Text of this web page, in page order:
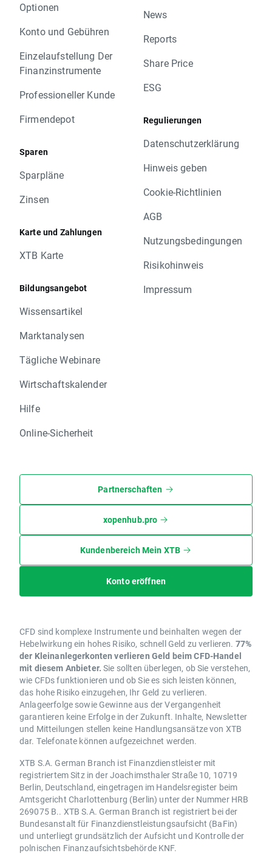
Optionen
Konto und Gebühren
Einzelaufstellung Der
Finanzinstrumente
Professioneller Kunde
Firmendepot
Sparen
Sparpläne
Zinsen
Karte und Zahlungen
XTB Karte
Bildungsangebot
Wissensartikel
Marktanalysen
Tägliche Webinare
Wirtschaftskalender
Hilfe
Online-Sicherheit
News
Reports
Share Price
ESG
Regulierungen
Datenschutzerklärung
Hinweis geben
Cookie-Richtlinien
AGB
Nutzungsbedingungen
Risikohinweis
Impressum
Partnerschaften
xopenhub.pro
Kundenbereich Mein XTB
Konto eröffnen
CFD sind komplexe Instrumente und beinhalten wegen der
Hebelwirkung ein hohes Risiko, schnell Geld zu verlieren. 77%
der Kleinanlegerkonten verlieren Geld beim CFD-Handel
mit diesem Anbieter. Sie sollten überlegen, ob Sie verstehen,
wie CFDs funktionieren und ob Sie es sich leisten können,
das hohe Risiko einzugehen, Ihr Geld zu verlieren.
Anlageerfolge sowie Gewinne aus der Vergangenheit
garantieren keine Erfolge in der Zukunft. Inhalte, Newsletter
und Mitteilungen stellen keine Handlungsansätze von XTB
dar. Telefonate können aufgezeichnet werden.
XTB S.A. German Branch ist Finanzdienstleister mit
registriertem Sitz in der Joachimsthaler Straße 10, 10719
Berlin, Deutschland, eingetragen im Handelsregister beim
Amtsgericht Charlottenburg (Berlin) unter der Nummer HRB
269075 B.. XTB S.A. German Branch ist registriert bei der
Bundesanstalt für Finanzdienstleistungsaufsicht (BaFin)
und unterliegt grundsätzlich der Aufsicht und Kontrolle der
polnischen Finanzaufsichtsbehörde KNF.